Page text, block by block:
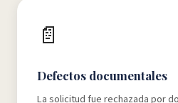
📄
Defectos documentales
La solicitud fue rechazada por